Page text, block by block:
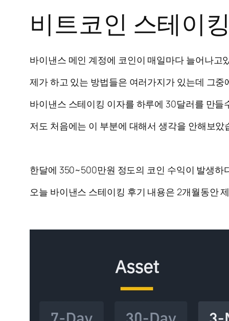
비트코인 스테이
바이낸스 메인 계정에 코인이 매일마다 늘어나고
제가 하고 있는 방법들은 여러가지가 있는데 그
바이낸스 스테이킹 이자를 하루에 30달러를 만
저도 처음에는 이 부분에 대해서 생각을 안해보
한달에 350~500만원 정도의 코인 수익이 발생
오늘 바이낸스 스테이킹 후기 내용은 2개월동안